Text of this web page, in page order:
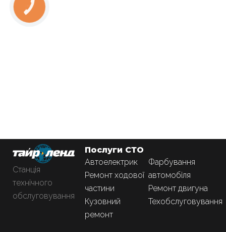
Станція
технічного
обслуговування
Послуги СТО
Автоелектрик
Ремонт ходової
частини
Кузовний
ремонт
Фарбування
автомобіля
Ремонт двигуна
Техобслуговування